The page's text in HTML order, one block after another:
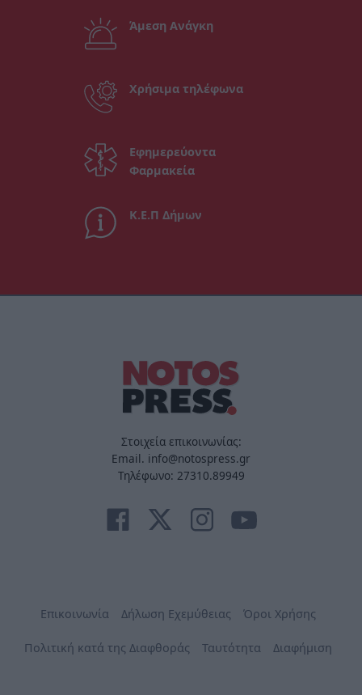
Άμεση Ανάγκη
Χρήσιμα τηλέφωνα
Εφημερεύοντα
Φαρμακεία
Κ.Ε.Π Δήμων
Στοιχεία επικοινωνίας:
Email. info@notospress.gr
Τηλέφωνο: 27310.89949
Επικοινωνία Δήλωση Εχεμύθειας Όροι Χρήσης
Πολιτική κατά της Διαφθοράς Ταυτότητα Διαφήμιση